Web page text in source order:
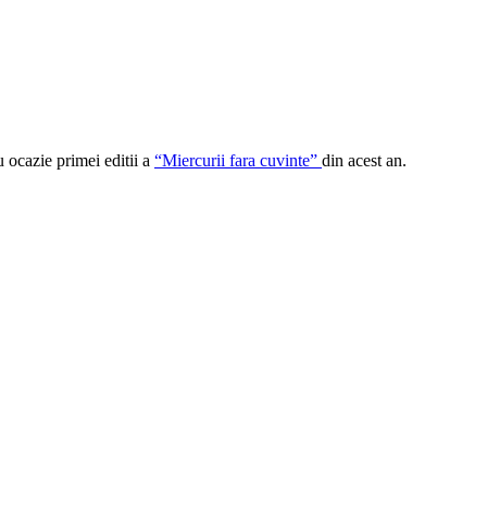
ocazie primei editii a “Miercurii fara cuvinte” din acest an.